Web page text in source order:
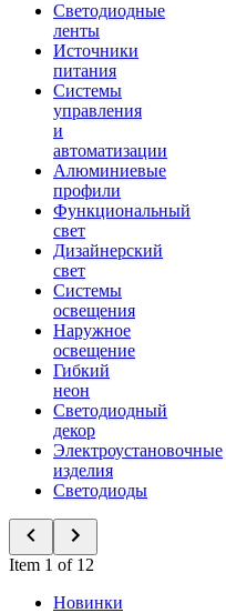
Светодиодные
ленты
Источники
питания
Системы
управления
и
автоматизации
Алюминиевые
профили
Функциональный
свет
Дизайнерский
свет
Системы
освещения
Наружное
освещение
Гибкий
неон
Светодиодный
декор
Электроустановочные
изделия
Светодиоды
Item 1 of 12
Новинки